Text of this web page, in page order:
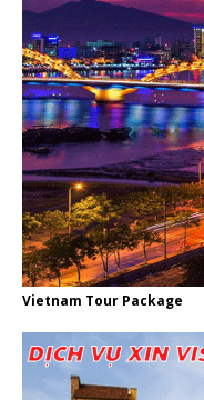
Vietnam Tour Package